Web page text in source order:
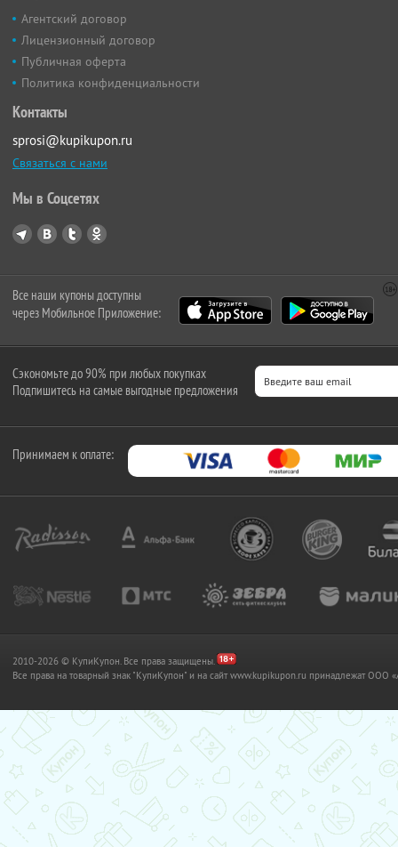
Агентский договор
Лицензионный договор
Публичная оферта
Политика конфиденциальности
Контакты
sprosi@kupikupon.ru
Связаться с нами
Мы в Соцсетях
Все наши купоны доступны
через Мобильное Приложение:
Сэкономьте до 90% при любых покупках
Подпишитесь на самые выгодные предложения
Принимаем к оплате:
2010-2026 © КупиКупон. Все права защищены.
Все права на товарный знак "КупиКупон" и на сайт www.kupikupon.ru принадлежат